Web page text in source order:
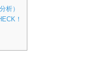
析）
！